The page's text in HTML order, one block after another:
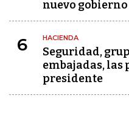
nuevo
6 HACIENDA
Seguridad,
embajadas,
presidente